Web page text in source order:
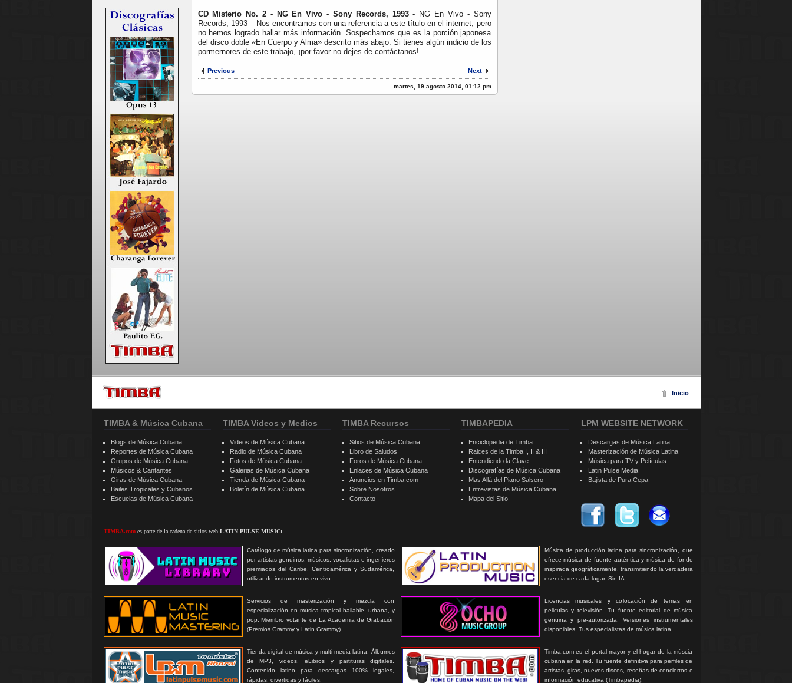
CD Misterio No. 2 - NG En Vivo - Sony Records, 1993- NG En Vivo - Sony
Records, 1993 – Nos encontramos con una referencia a este título en el internet, pero
no hemos logrado hallar más información. Sospechamos que es la porción japonesa
del disco doble «En Cuerpo y Alma» descrito más abajo. Si tienes algún indicio de los
pormernores de este trabajo, ¡por favor no dejes de contáctanos!
Previous Next
martes, 19 agosto 2014, 01:12 pm
Inicio
TIMBA & Música Cubana
Blogs de Música Cubana
Reportes de Música Cubana
Grupos de Música Cubana
Músicos & Cantantes
Giras de Música Cubana
Bailes Tropicales y Cubanos
Escuelas de Música Cubana
TIMBA.comes parte de la cadena de sitios web LATIN PULSE MUSIC:
Catálogo de música latina para sincronización, creado
por artistas genuinos, músicos, vocalistas e ingenieros
premiados del Caribe, Centroamérica y Sudamérica,
utilizando instrumentos en vivo.
Música de producción latina para sincronización, que
ofrece música de fuente auténtica y música de fondo
inspirada geográficamente, transmitiendo la verdadera
esencia de cada lugar. Sin IA.
Servicios de masterización y mezcla con
especialización en música tropical bailable, urbana, y
pop. Miembro votante de La Academia de Grabación
(Premios Grammy y Latin Grammy).
Licencias musicales y colocación de temas en
peliculas y televisión. Tu fuente editorial de música
genuina y pre-autorizada. Versiones instrumentales
disponibles. Tus especialistas de música latina.
Tienda digital de música y multi-media latina. Álbumes
de MP3, videos, eLibros y partituras digitales.
Contenido latino para descargas 100% legales,
rápidas, divertidas y fáciles.
Timba.com es el portal mayor y el hogar de la múscia
cubana en la red. Tu fuente definitiva para perfiles de
artistas, giras, nuevos discos, reseñas de conciertos e
información educativa (Timbapedia).
TIMBA Videos y Medios
Videos de Música Cubana
Radio de Música Cubana
Fotos de Música Cubana
Galerias de Música Cubana
Tienda de Música Cubana
Boletín de Música Cubana
TIMBA Recursos
Sitios de Música Cubana
Libro de Saludos
Foros de Música Cubana
Enlaces de Música Cubana
Anuncios en Timba.com
Sobre Nosotros
Contacto
TIMBAPEDIA
Enciclopedia de Timba
Raices de la Timba I, II & III
Entendiendo la Clave
Discografías de Música Cubana
Mas Allá del Piano Salsero
Entrevistas de Música Cubana
Mapa del Sitio
LPM WEBSITE NETWORK
Descargas de Música Latina
Masterización de Música Latina
Música para TV y Películas
Latin Pulse Media
Bajista de Pura Cepa